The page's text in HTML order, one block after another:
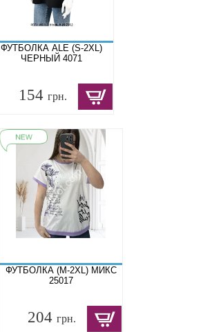
ФУТБОЛКА ALE (S-2XL)
ЧЕРНЫЙ 4071
154 грн.
ФУТБОЛКА (M-2XL) МИКС
25017
204 грн.